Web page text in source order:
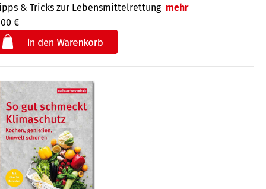
& Tricks zur Lebensmittelrettung mehr
€